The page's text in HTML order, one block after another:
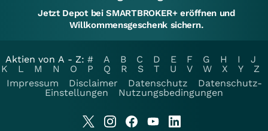
Jetzt Depot bei SMARTBROKER+ eröffnen und
Willkommensgeschenk sichern.
Aktien von A - Z: # A B C D E F G H I
J
K
L M N O P Q R S T U V W X Y
Z
Impressum
Disclaimer Datenschutz
Datenschutz-
Einstellungen
Nutzungsbedingungen